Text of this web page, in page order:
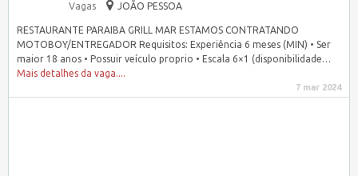
Vagas JOÃO PESSOA
RESTAURANTE PARAIBA GRILL MAR ESTAMOS CONTRATANDO
MOTOBOY/ENTREGADOR Requisitos: Experiência 6 meses (MIN) • Ser
maior 18 anos • Possuir veículo proprio • Escala 6×1 (disponibilidade…
Mais detalhes da vaga....
7 mar 2024